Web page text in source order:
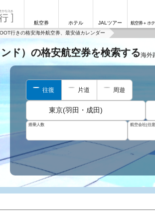
航空券 ホテル JALツアー 航空券＋ホ
行きの格安海外航空券、最安値カレンダー
ド）の格安航空券を検索する海外
往復 片道 周遊
東京(羽田・成田)
搭乗人数 航空会社(任